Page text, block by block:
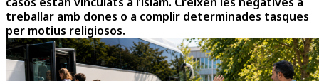
treballar amb dones o a complir determinades tasques
per motius religiosos.